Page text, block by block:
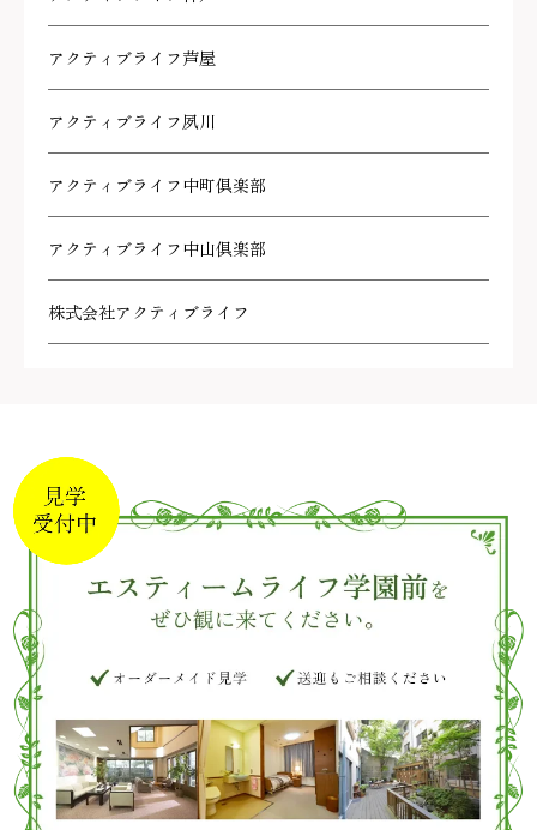
アクティブライフ芦屋
アクティブライフ夙川
アクティブライフ中町倶楽部
アクティブライフ中山倶楽部
株式会社アクティブライフ